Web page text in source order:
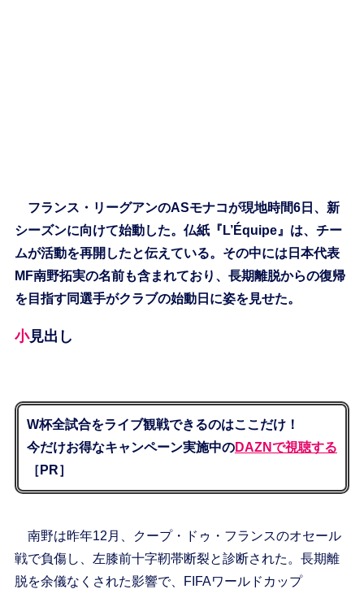
フランス・リーグアンのASモナコが現地時間6日、新
シーズンに向けて始動した。仏紙『L’Équipe』は、チー
ムが活動を再開したと伝えている。その中には日本代表
MF南野拓実の名前も含まれており、長期離脱からの復帰
を目指す同選手がクラブの始動日に姿を見せた。
小見出し
W杯全試合をライブ観戦できるのはここだけ！
今だけお得なキャンペーン実施中のDAZNで視聴する
［PR］
南野は昨年12月、クープ・ドゥ・フランスのオセール
戦で負傷し、左膝前十字靭帯断裂と診断された。長期離
脱を余儀なくされた影響で、FIFAワールドカップ